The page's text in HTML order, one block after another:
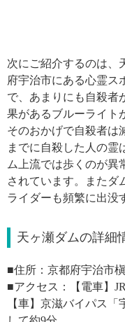
次にご紹介するのは、
府宇治市にある心霊ス
で、あまりにも自殺者
果があるブルーライト
そのおかげで自殺者は
までに自殺した人の霊
ム上流では歩くのが異
されています。またダ
ライダーも頻繁に出没
天ヶ瀬ダムの詳細
■住所：京都府宇治市
■アクセス：【電車】
【車】京滋バイパス